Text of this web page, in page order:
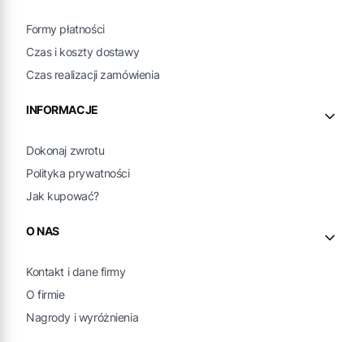
Formy płatności
Czas i koszty dostawy
Czas realizacji zamówienia
INFORMACJE
Dokonaj zwrotu
Polityka prywatności
Jak kupować?
O NAS
Kontakt i dane firmy
O firmie
Nagrody i wyróżnienia